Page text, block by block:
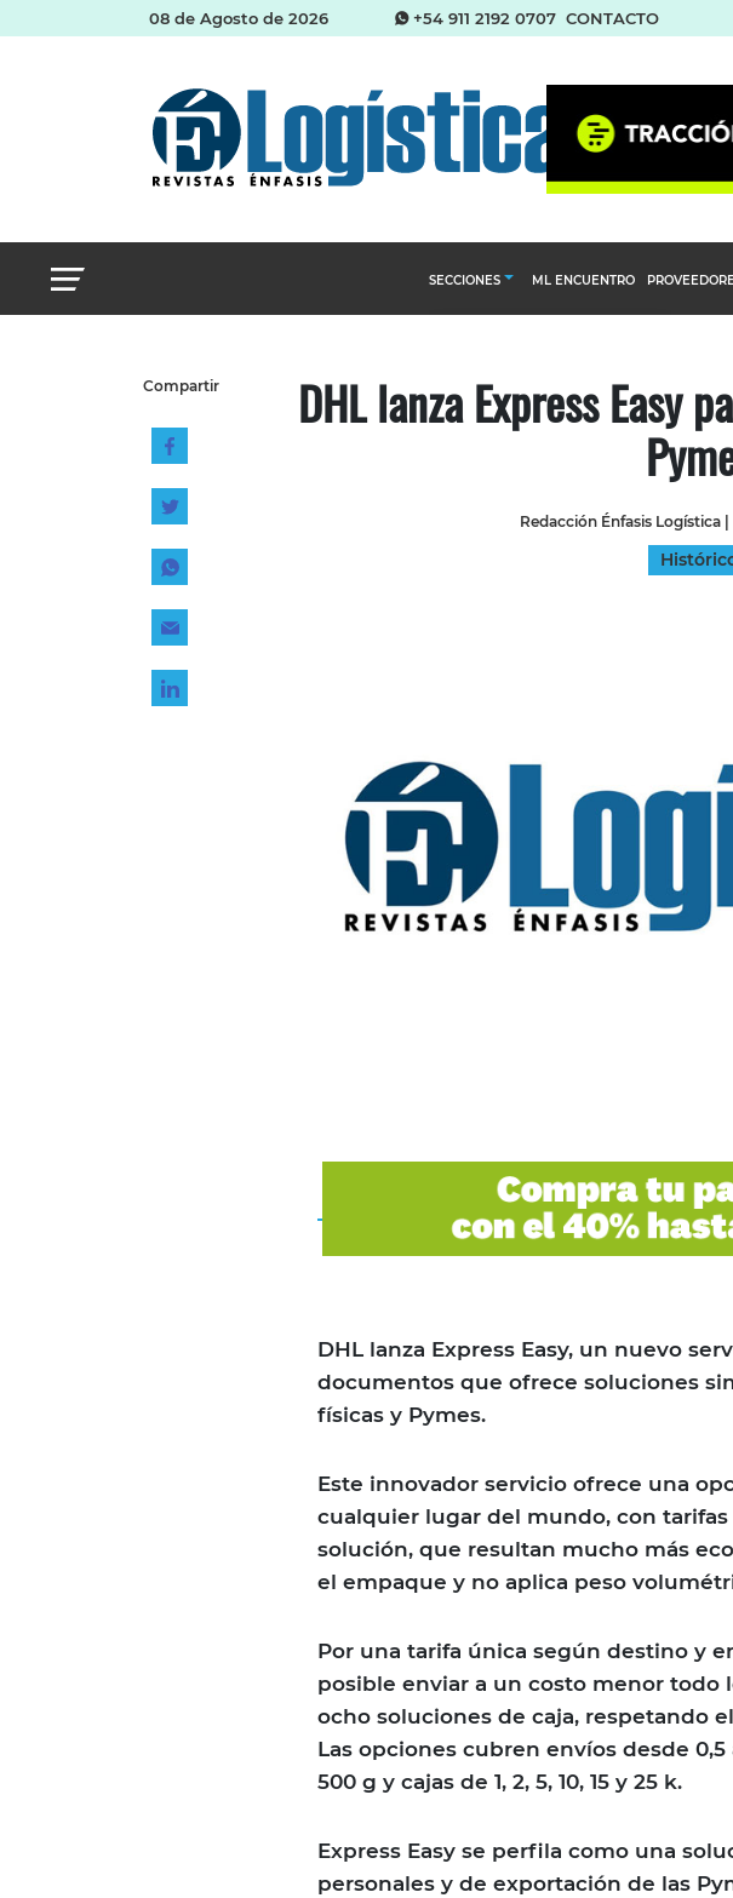
08 de Agosto de 2026 +54 911 2192 0707 CONTACTO
SECCIONES
Almacenes e inventarios
Management
ML ENCUENTRO
Compartir DHL lanza Express Easy
Redacción Énfasis Logística|
DHL lanza Express Easy, un nuevo
documentos que ofrece soluciones
físicas y Pymes.
Este innovador servicio ofrece una
cualquier lugar del mundo, con tarifas
solución, que resultan mucho más
el empaque y no aplica peso
Por una tarifa única según destino y
posible enviar a un costo menor todo
ocho soluciones de caja, respetando
Las opciones cubren envíos desde
500 g y cajas de 1, 2, 5, 10, 15 y 25 k.
Express Easy se perfila como una
personales y de exportación de las